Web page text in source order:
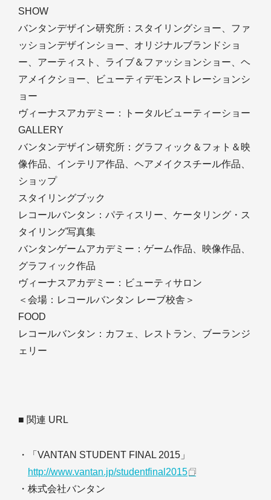
SHOW
バンタンデザイン研究所：スタイリングショー、ファ
ッションデザインショー、オリジナルブランドショ
ー、アーティスト、ライブ＆ファッションショー、ヘ
アメイクショー、ビューティデモンストレーションシ
ョー
ヴィーナスアカデミー：トータルビューティーショー
GALLERY
バンタンデザイン研究所：グラフィック＆フォト＆映
像作品、インテリア作品、ヘアメイクスチール作品、
ショップ
スタイリングブック
レコールバンタン：パティスリー、ケータリング・ス
タイリング写真集
バンタンゲームアカデミー：ゲーム作品、映像作品、
グラフィック作品
ヴィーナスアカデミー：ビューティサロン
＜会場：レコールバンタン レーブ校舎＞
FOOD
レコールバンタン：カフェ、レストラン、ブーランジ
ェリー
■ 関連 URL
・「VANTAN STUDENT FINAL 2015」
http://www.vantan.jp/studentfinal2015
・株式会社バンタン